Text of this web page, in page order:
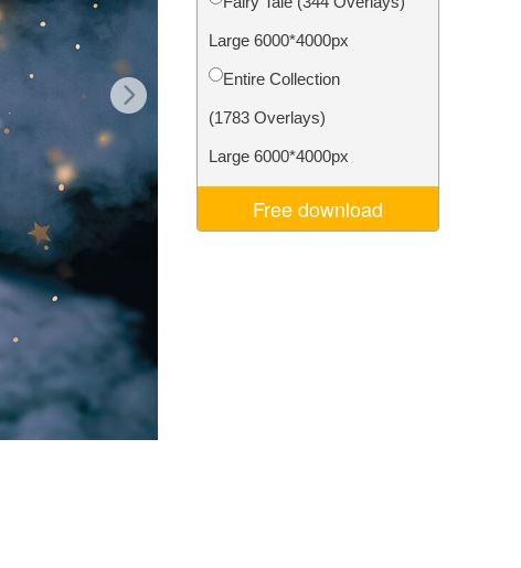
Large 6000*4000px
Entire Collection
(1783 Overlays)
Large 6000*4000px
Free download